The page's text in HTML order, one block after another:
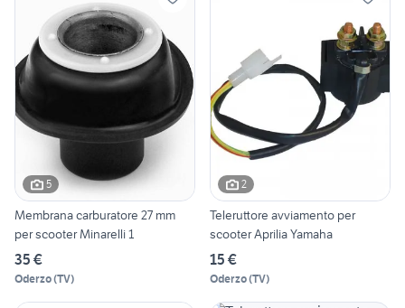
5
Membrana carburatore 27 mm
per scooter Minarelli 1
35 €
Oderzo(TV)
2
Teleruttore avviamento per
scooter Aprilia Yamaha
15 €
Oderzo(TV)